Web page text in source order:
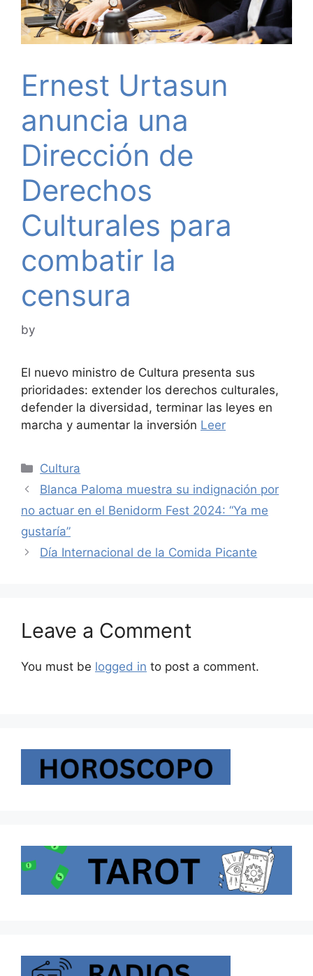
Ernest Urtasun
anuncia una
Dirección de
Derechos
Culturales para
combatir la
censura
by
El nuevo ministro de Cultura presenta sus
prioridades: extender los derechos culturales,
defender la diversidad, terminar las leyes en
marcha y aumentar la inversión Leer
Categories
Cultura
Blanca Paloma muestra su indignación por
no actuar en el Benidorm Fest 2024: “Ya me
gustaría”
Día Internacional de la Comida Picante
Leave a Comment
You must be logged in to post a comment.